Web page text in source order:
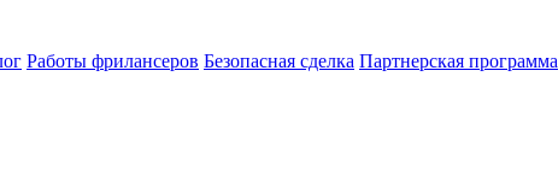
Работы фрилансеров Безопасная сделка Партнерская программа